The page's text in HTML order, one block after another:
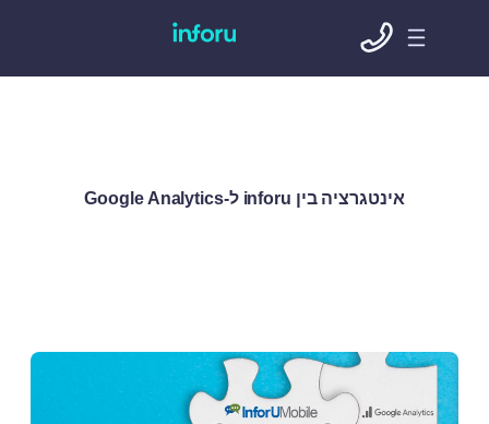
אינטגרציה בין inforu ל-Google Analytics